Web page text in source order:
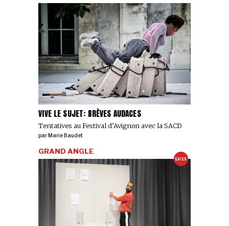
VIVE LE SUJET: BRÈVES AUDACES
Tentatives au Festival d’Avignon avec la SACD
parMarie Baudet
13/13
GRAND ANGLE